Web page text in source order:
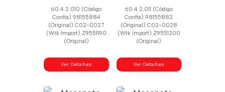
60.4.2.010 (Código
Confia) 98155884
(Original) C02-0027
(Wtk Import) Z9551190
(Original)
Ver Detalhes
60.4.2.011 (Código
Confia) 98155882
(Original) C02-0028
(Wtk Import) Z9551200
(Original)
Ver Detalhes